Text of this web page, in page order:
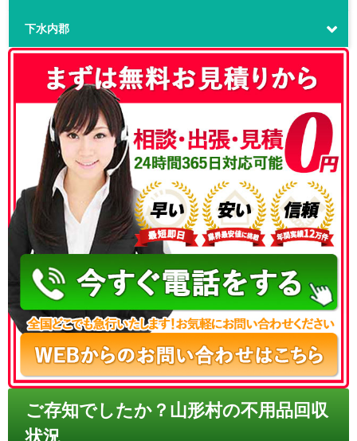
下水内郡
050-3186-4780
ご存知でしたか？山形村の不用品回収
状況